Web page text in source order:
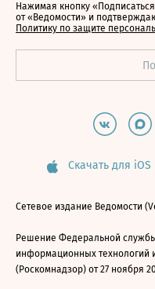
Нажимая кнопку
от «Ведомости» и
Политику по защите
Скачать для iOS
Сетевое издание Ведомости
Решение Федеральной
информационных технологий
(Роскомнадзор) от 27 ноября